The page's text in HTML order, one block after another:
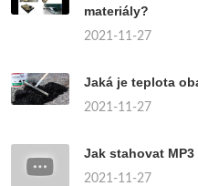
materiály?
2021-11-27
Jaká je teplota
2021-11-27
Jak stahovat
2021-11-27